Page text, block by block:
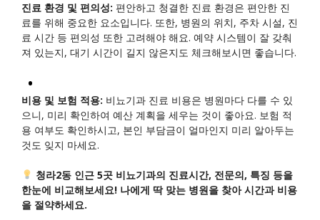
진료 환경 및 편의성: 편안하고 청결한 진료 환경은 편안한 진
료를 위해 중요한 요소입니다. 또한, 병원의 위치, 주차 시설, 진
료 시간 등 편의성 또한 고려해야 해요. 예약 시스템이 잘 갖춰
져 있는지, 대기 시간이 길지 않은지도 체크해보시면 좋습니다.
비용 및 보험 적용: 비뇨기과 진료 비용은 병원마다 다를 수 있
으니, 미리 확인하여 예산 계획을 세우는 것이 좋아요. 보험 적
용 여부도 확인하시고, 본인 부담금이 얼마인지 미리 알아두는
것도 잊지 마세요.
청라2동 인근 5곳 비뇨기과의 진료시간, 전문의, 특징 등을
한눈에 비교해보세요! 나에게 딱 맞는 병원을 찾아 시간과 비용
을 절약하세요.